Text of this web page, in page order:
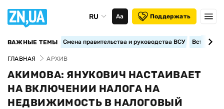
RU Аа Поддержать
ВАЖНЫЕ ТЕМЫ Смена правительства и руководства ВСУ
ГЛАВНАЯ АРХИВ
АКИМОВА: ЯНУКОВИЧ НАСТАИВАЕТ
НА ВКЛЮЧЕНИИ НАЛОГА НА
НЕДВИЖИМОСТЬ В НАЛОГОВЫЙ